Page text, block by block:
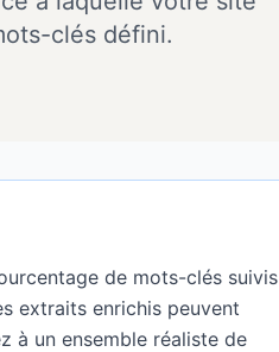
clés défini.
de mots-clés suivis
extraits enrichis peuvent
à un ensemble réaliste de